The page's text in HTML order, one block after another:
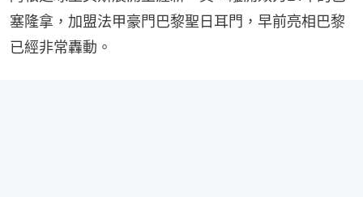
塞隆拿，加盟法甲豪門巴黎聖日耳門，早前亮相巴黎
已經非常轟動。